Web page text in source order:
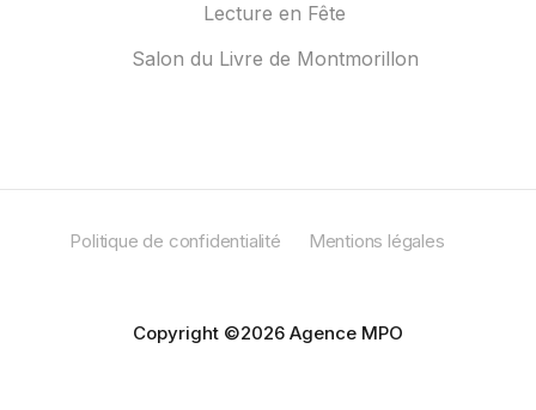
Lecture en Fête
Salon du Livre de Montmorillon
Politique de confidentialité Mentions légales
Copyright ©2026 Agence MPO